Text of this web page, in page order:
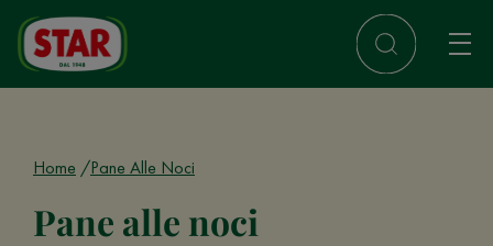
Home Pane Alle Noci
Pane alle noci